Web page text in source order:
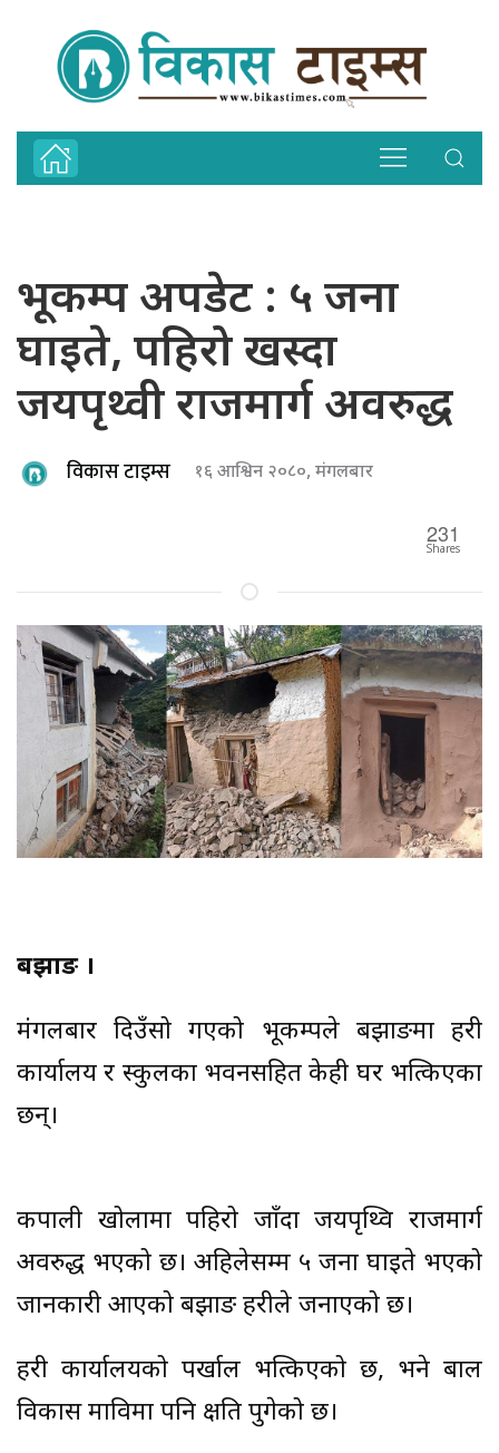
भूकम्प अपडेट : ५ जना
घाइते, पहिरो खस्दा
जयपृथ्वी राजमार्ग अवरुद्ध
विकास टाइम्स १६ आश्विन २०८०, मंगलबार
231
Shares
बझाङ ।
मंगलबार दिउँसो गएको भूकम्पले बझाङमा प्रहरी
कार्यालय र स्कुलका भवनसहित केही घर भत्किएका
छन्।
कपाली खोलामा पहिरो जाँदा जयपृथ्वि राजमार्ग
अवरुद्ध भएको छ। अहिलेसम्म ५ जना घाइते भएको
जानकारी आएको बझाङ प्रहरीले जनाएको छ।
प्रहरी कार्यालयको पर्खाल भत्किएको छ, भने बाल
विकास माविमा पनि क्षति पुगेको छ।